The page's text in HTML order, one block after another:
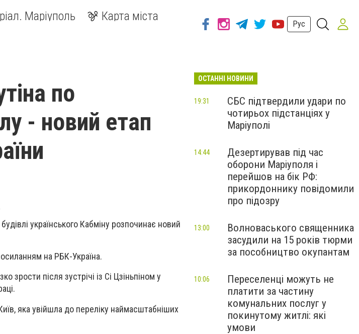
Маріуполь Карта міста
Рус
по
- новий етап
українського Кабміну розпочинає новий
на РБК-Україна.
зрости після зустрічі із Сі Цзіньпіном у
яка увійшла до переліку наймасштабніших
ОСТАННІ НОВИНИ
СБС підтвердили удари по
чотирьох підстанціях у
Маріуполі
19:31
Дезертирував під час
оборони Маріуполя і
перейшов на бік РФ:
прикордоннику повідомили
про підозру
14:44
Волноваського священника
засудили на 15 років тюрми
за пособництво окупантам
13:00
Переселенці можуть не
платити за частину
комунальних послуг у
покинутому житлі: які
умови
10:06